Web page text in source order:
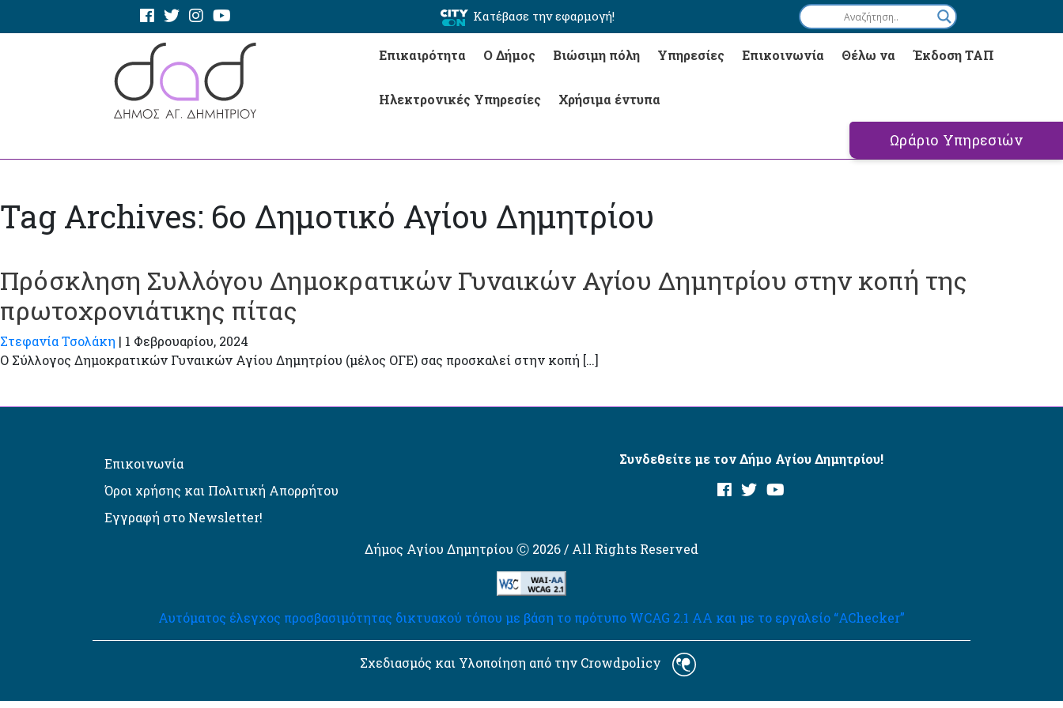
Κατέβασε την εφαρμογή!
Επικαιρότητα Ο Δήμος Βιώσιμη πόλη Υπηρεσίες Επικοινωνία Θέλω να Έκδοση ΤΑΠ
Ηλεκτρονικές Υπηρεσίες Χρήσιμα έντυπα
Ωράριο Υπηρεσιών
Tag Archives: 6ο Δημοτικό Αγίου Δημητρίου
Πρόσκληση Συλλόγου Δημοκρατικών Γυναικών Αγίου Δημητρίου στην κοπή της
πρωτοχρονιάτικης πίτας
Στεφανία Τσολάκη | 1 Φεβρουαρίου, 2024
Ο Σύλλογος Δημοκρατικών Γυναικών Αγίου Δημητρίου (μέλος ΟΓΕ) σας προσκαλεί στην κοπή […]
Επικοινωνία
Όροι χρήσης και Πολιτική Απορρήτου
Εγγραφή στο Newsletter!
Συνδεθείτε με τον Δήμο Αγίου Δημητρίου!
Δήμος Αγίου Δημητρίου Ⓒ 2026 / All Rights Reserved
Αυτόματος έλεγχος προσβασιμότητας δικτυακού τόπου με βάση το πρότυπο WCAG 2.1 AA και με το εργαλείο “AChecker”
Σχεδιασμός και Υλοποίηση από την Crowdpolicy